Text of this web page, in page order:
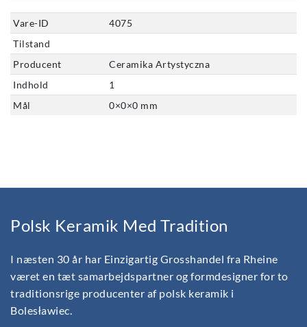
Vare-ID
4075
Tilstand
Producent
Ceramika Artystyczna
Indhold
1
Mål
0×0×0 mm
Polsk Keramik Med Tradition
I næsten 30 år har Einzigartig Grosshandel fra Rheine
været en tæt samarbejdspartner og formdesigner for to
traditionsrige producenter af polsk keramik i
Bolesławiec.